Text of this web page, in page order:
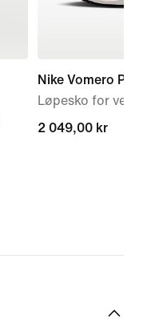
Nike Vomero Plus
Løpesko for vei
2 049,00 kr
2 049,00 kr